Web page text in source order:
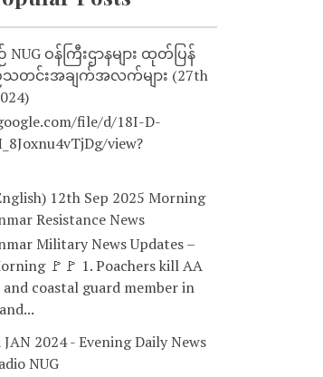
NUG ဝန်ကြီးဌာနများ ထုတ်ပြန်
တင်းအချက်အလက်များ (27th
file/d/18I-D-
view?
12th Sep 2025 Morning
Resistance News
Military News Updates –
🚩🚩 1. Poachers kill AA
coastal guard member in
2024 - Evening Daily News
NUG